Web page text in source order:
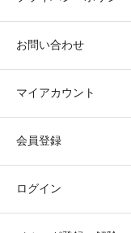
お問い合わせ
マイアカウント
会員登録
ログイン